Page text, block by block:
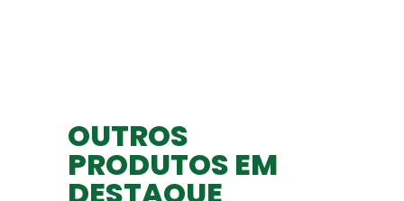
OUTROS
PRODUTOS EM